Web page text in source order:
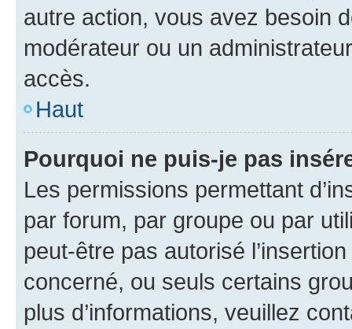
autre action, vous avez besoin
modérateur ou un
accès.
Haut
Pourquoi ne puis-je pas
Les permissions permettant
par forum, par groupe ou par
peut-être pas autorisé
concerné, ou seuls certains
plus d’informations, veuillez